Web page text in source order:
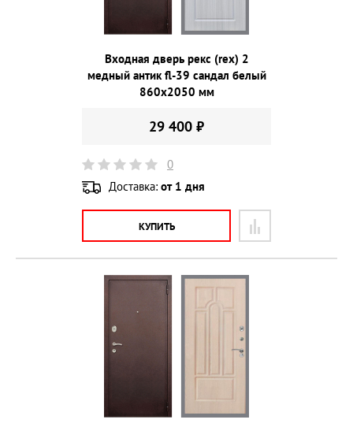
Входная дверь рекс (rex) 2
медный антик fl-39 сандал белый
860х2050 мм
29 400 ₽
0
Доставка: от 1 дня
КУПИТЬ